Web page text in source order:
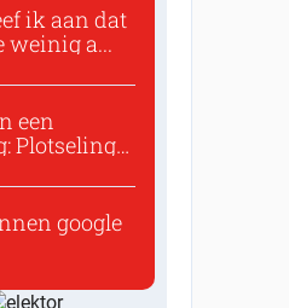
ik aan dat
weinig a...
een
Plotseling
google